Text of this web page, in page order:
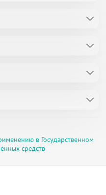
в Государственном
средств